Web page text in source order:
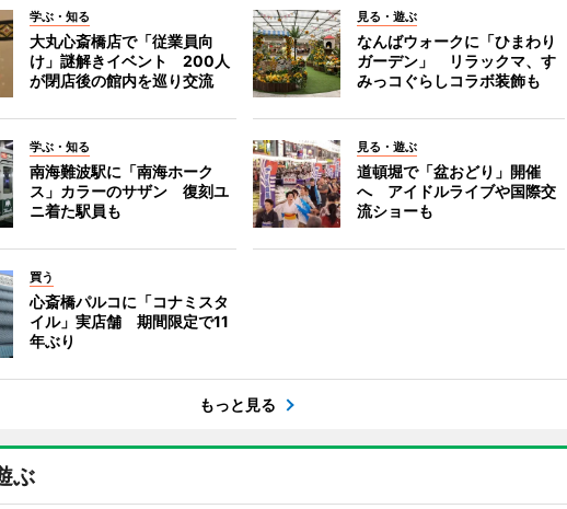
学ぶ・知る
大丸心斎橋店で「従業員向
け」謎解きイベント 200人
が閉店後の館内を巡り交流
見る・遊ぶ
なんばウォークに「ひまわり
ガーデン」 リラックマ、す
みっコぐらしコラボ装飾も
学ぶ・知る
南海難波駅に「南海ホーク
ス」カラーのサザン 復刻ユ
ニ着た駅員も
見る・遊ぶ
道頓堀で「盆おどり」開催
へ アイドルライブや国際交
流ショーも
買う
心斎橋パルコに「コナミスタ
イル」実店舗 期間限定で11
年ぶり
もっと見る
ぶ